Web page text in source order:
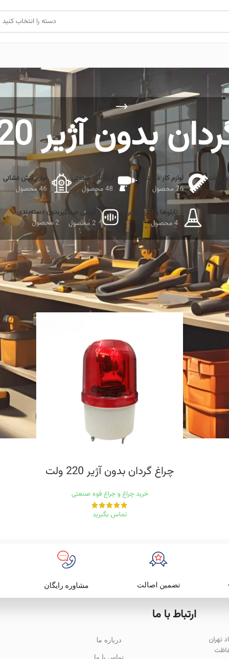
دسته را انتخاب کنید
بدون آژیر 220 ولت
و نجات
لوازم کار در ارتفاع
76 محصول
ابزارآلات صنعتی
48 محصول
لوازم آتش نشانی
46 محصول
تابلوها و لوازم ترافیکی
4 محصول
گوشی صداگیر
2 محصول
بدون دسته‌بندی
2 محصول
نمایش دهید 9
12
چراغ گردان بدون آژیر 220 ولت
خرید چراغ و چراغ قوه صنعتی
تماس بگیرید
تضمین اصالت مشاوره رایگان
حسن آباد تهران
ارتباط با ما
درباره ما
تماس با ما